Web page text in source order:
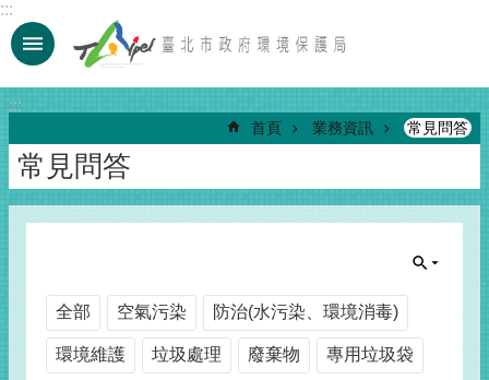
跳到主要內容區塊
:::
:::
首頁 業務資訊 常見問答
常見問答
全部 空氣污染 防治(水污染、環境消毒)
環境維護 垃圾處理 廢棄物 專用垃圾袋